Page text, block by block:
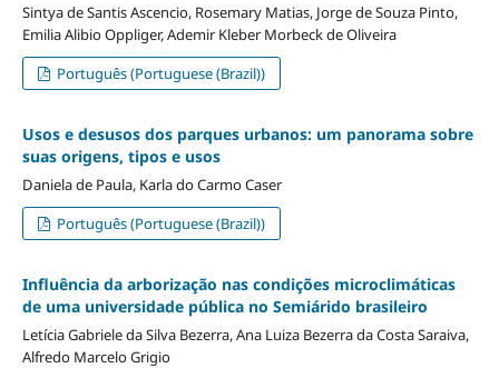
Sintya de Santis Ascencio, Rosemary Matias, Jorge de Souza Pinto,
Emilia Alibio Oppliger, Ademir Kleber Morbeck de Oliveira
Português (Portuguese (Brazil))
Usos e desusos dos parques urbanos: um panorama sobre
suas origens, tipos e usos
Daniela de Paula, Karla do Carmo Caser
Português (Portuguese (Brazil))
Influência da arborização nas condições microclimáticas
de uma universidade pública no Semiárido brasileiro
Letícia Gabriele da Silva Bezerra, Ana Luiza Bezerra da Costa Saraiva,
Alfredo Marcelo Grigio